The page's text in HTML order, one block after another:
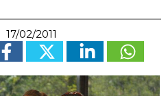
17/02/2011